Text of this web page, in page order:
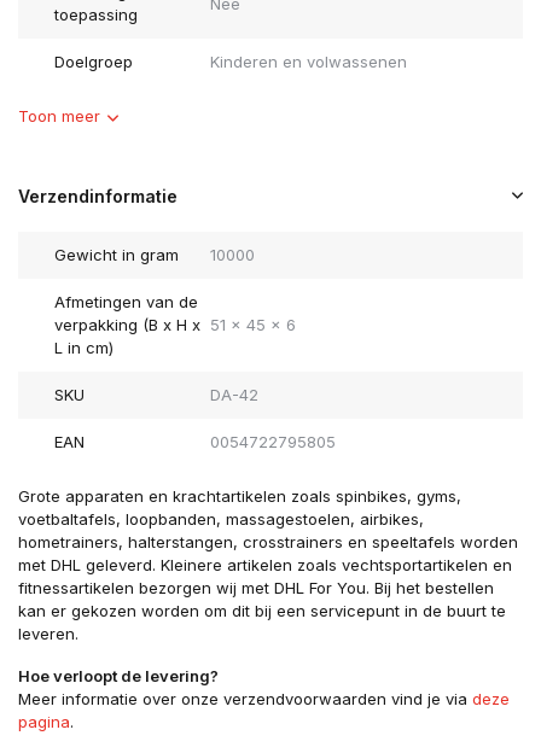
toepassing
Doelgroep Kinderen en volwassenen
Toon meer
Verzendinformatie
Gewicht in gram 10000
Afmetingen van de
verpakking (B x H x
L in cm)
51 x 45 x 6
SKU DA-42
EAN 0054722795805
Grote apparaten en krachtartikelen zoals spinbikes, gyms,
voetbaltafels, loopbanden, massagestoelen, airbikes,
hometrainers, halterstangen, crosstrainers en speeltafels worden
met DHL geleverd. Kleinere artikelen zoals vechtsportartikelen en
fitnessartikelen bezorgen wij met DHL For You. Bij het bestellen
kan er gekozen worden om dit bij een servicepunt in de buurt te
leveren.
Hoe verloopt de levering?
Meer informatie over onze verzendvoorwaarden vind je via deze
pagina.